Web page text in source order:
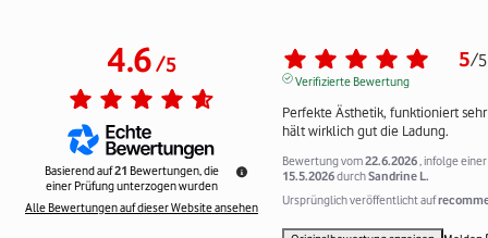
4.6/5
Basierend auf21 Bewertungen, die
einer Prüfung unterzogen wurden
Alle Bewertungen auf dieser Website ansehen
5/5
Verifizierte Bewertung
Perfekte Ästhetik, funktioniert
hält wirklich gut die Ladung.
Bewertung vom22.6.2026 , infolge
15.5.2026durchSandrine L.
Ursprünglich veröffentlicht auf